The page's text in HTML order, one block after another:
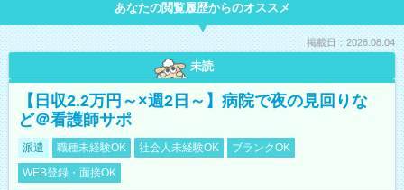
あなたの閲覧履歴からのオススメ
掲載日：2026.08.04
未読
【日収2.2万円～×週2日～】病院で夜の見回りな
ど＠看護師サポ
派遣 職種未経験OK 社会人未経験OK
ブランクOK
WEB登録・面接OK